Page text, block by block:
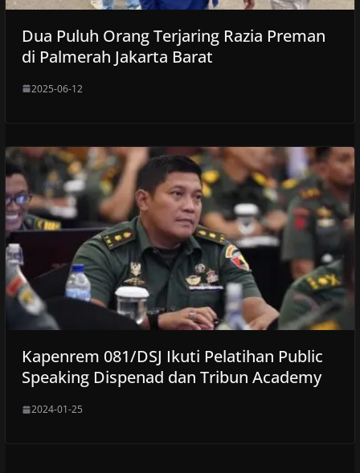
Dua Puluh Orang Terjaring Razia Preman
di Palmerah Jakarta Barat
2025-06-12
Kapenrem 081/DSJ Ikuti Pelatihan Public
Speaking Dispenad dan Tribun Academy
2024-01-25